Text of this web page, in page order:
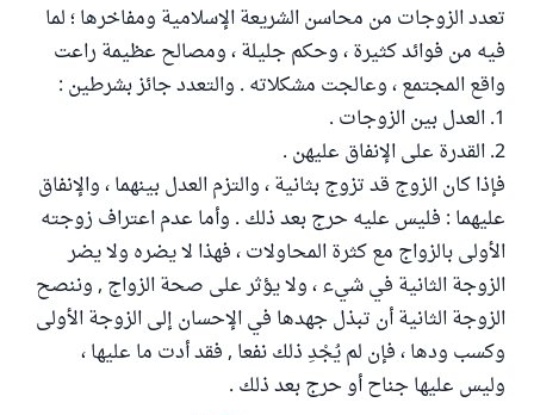
تعدد الزوجات من محاسن الشريعة الإسلامية ومفاخرها ؛ لما
فيه من فوائد كثيرة ، وحكم جليلة ، ومصالح عظيمة راعت
واقع المجتمع ، وعالجت مشكلاته . والتعدد جائز بشرطين :
1. العدل بين الزوجات .
2. القدرة على الإنفاق عليهن .
فإذا كان الزوج قد تزوج بثانية ، والتزم العدل بينهما ، والإنفاق
عليهما : فليس عليه حرج بعد ذلك . وأما عدم اعتراف زوجته
الأولى بالزواج مع كثرة المحاولات ، فهذا لا يضره ولا يضر
الزوجة الثانية في شيء ، ولا يؤثر على صحة الزواج , وننصح
الزوجة الثانية أن تبذل جهدها في الإحسان إلى الزوجة الأولى
وكسب ودها ، فإن لم يُجْدِ ذلك نفعا , فقد أدت ما عليها ،
وليس عليها جناح أو حرج بعد ذلك .